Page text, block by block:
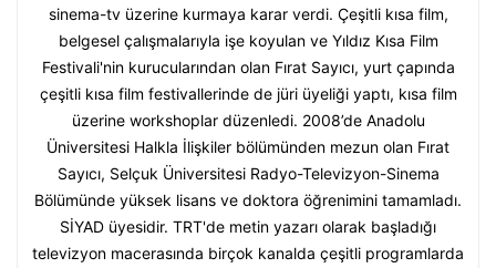
sinema-tv üzerine kurmaya karar verdi. Çeşitli kısa film,
belgesel çalışmalarıyla işe koyulan ve Yıldız Kısa Film
Festivali'nin kurucularından olan Fırat Sayıcı, yurt çapında
çeşitli kısa film festivallerinde de jüri üyeliği yaptı, kısa film
üzerine workshoplar düzenledi. 2008’de Anadolu
Üniversitesi Halkla İlişkiler bölümünden mezun olan Fırat
Sayıcı, Selçuk Üniversitesi Radyo-Televizyon-Sinema
Bölümünde yüksek lisans ve doktora öğrenimini tamamladı.
SİYAD üyesidir. TRT'de metin yazarı olarak başladığı
televizyon macerasında birçok kanalda çeşitli programlarda